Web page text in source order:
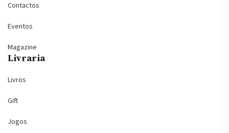
Contactos
Eventos
Magazine
Livraria
Livros
Gift
Jogos